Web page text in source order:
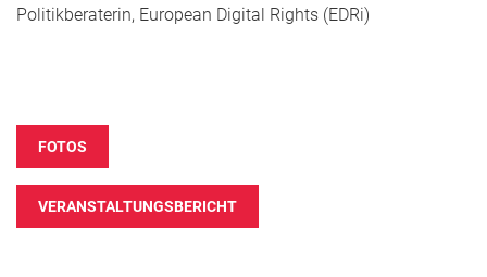
Politikberaterin, European Digital Rights (EDRi)
FOTOS
VERANSTALTUNGSBERICHT